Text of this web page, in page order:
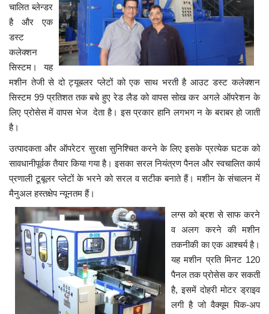
चालित ब्लेन्डर
है और एक
डस्ट
कलेक्शन
सिस्टम। यह
मशीन तेजी से दो ट्यूबलर प्लेटों को एक साथ भरती है आउट डस्ट कलेक्शन
सिस्टम 99 प्रतिशत तक बचे हुए रेड लैड को वापस सोख कर अगले ऑपरेशन के
लिए प्रोसेस में वापस भेज देता है। इस प्रकार हानि लगभग न के बराबर हो जाती
है।
उत्पादकता और ऑपरेटर सुरक्षा सुनिश्चित करने के लिए इसके प्रत्येक घटक को
सावधानीपूर्वक तैयार किया गया है। इसका सरल नियंत्रण पैनल और स्वचालित कार्य
प्रणाली टूबूलर प्लेटों के भरने को सरल व सटीक बनाते हैं। मशीन के संचालन में
मैनुअल हस्तक्षेप न्यूनतम हैं।
लग्स को ब्रश से साफ करने
व अलग करने की मशीन
तकनीकी का एक आश्चर्य है।
यह मशीन प्रति मिनट 120
पैनल तक प्रोसेस कर सकती
है, इसमें दोहरी मोटर ड्राइव
लगी है जो वैक्यूम पिक-अप